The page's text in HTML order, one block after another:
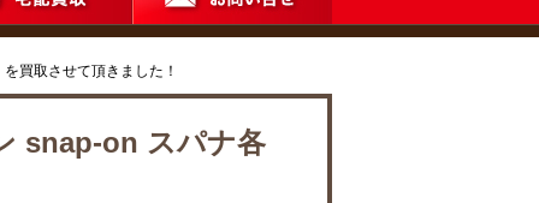
買取させて頂きました！
snap-on スパナ各